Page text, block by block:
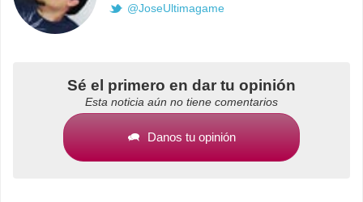
@JoseUltimagame
Sé el primero en dar tu opinión
Esta noticia aún no tiene comentarios
Danos tu opinión